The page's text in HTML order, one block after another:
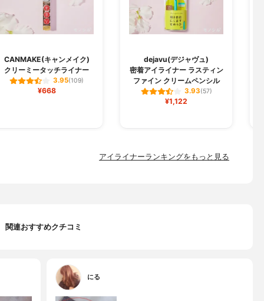
CANMAKE(キャンメイク)
クリーミータッチライナー
3.95(109)
¥668
dejavu(デジャヴュ)
密着アイライナー ラスティン
ファイン クリームペンシル
3.93(57)
¥1,122
アイライナーランキングをもっと見る
関連おすすめクチコミ
にる